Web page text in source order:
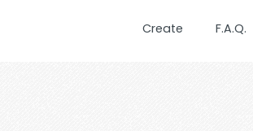
Create F.A.Q.